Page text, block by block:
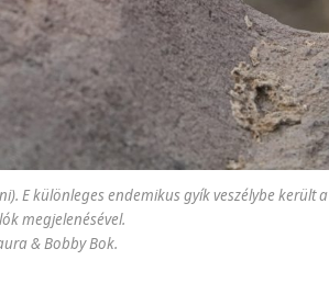
E különleges endemikus gyík veszélybe került a
megjelenésével.
& Bobby Bok.